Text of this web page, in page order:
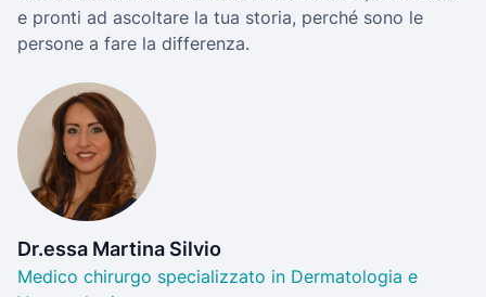
e pronti ad ascoltare la tua storia, perché sono le
persone a fare la differenza.
Dr.essa Martina Silvio
Medico chirurgo specializzato in Dermatologia e